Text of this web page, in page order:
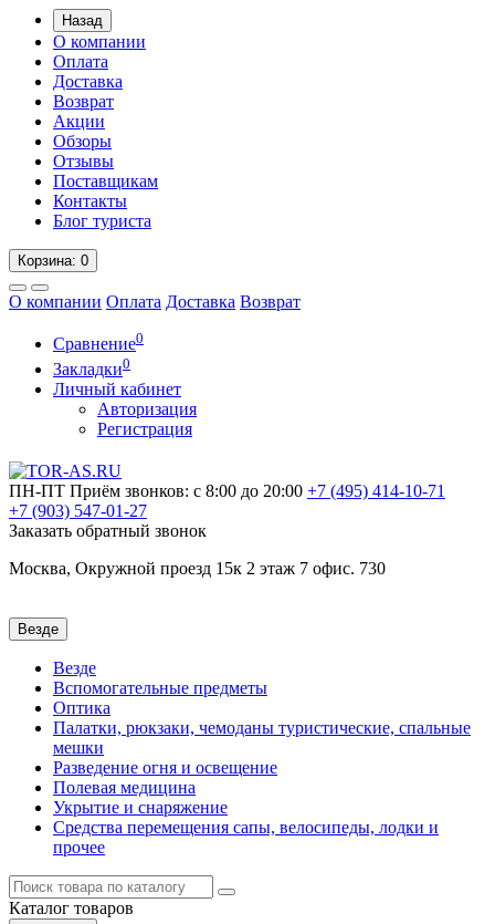
Назад
О компании
Оплата
Доставка
Возврат
Акции
Обзоры
Отзывы
Поставщикам
Контакты
Блог туриста
Корзина: 0
О компании Оплата Доставка Возврат
Сравнение0
Закладки0
Личный кабинет
Авторизация
Регистрация
ПН-ПТ Приём звонков: с 8:00 до 20:00 +7 (495) 414-10-71
+7 (903) 547-01-27
Заказать обратный звонок
Москва, Окружной проезд 15к 2 этаж 7 офис. 730
Везде
Везде
Вспомогательные предметы
Оптика
Палатки, рюкзаки, чемоданы туристические, спальные
мешки
Разведение огня и освещение
Полевая медицина
Укрытие и снаряжение
Средства перемещения сапы, велосипеды, лодки и
прочее
Каталог товаров